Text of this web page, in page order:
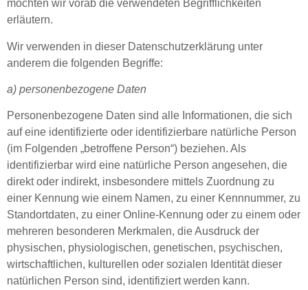
möchten wir vorab die verwendeten Begrifflichkeiten
erläutern.
Wir verwenden in dieser Datenschutzerklärung unter
anderem die folgenden Begriffe:
a) personenbezogene Daten
Personenbezogene Daten sind alle Informationen, die sich
auf eine identifizierte oder identifizierbare natürliche Person
(im Folgenden „betroffene Person“) beziehen. Als
identifizierbar wird eine natürliche Person angesehen, die
direkt oder indirekt, insbesondere mittels Zuordnung zu
einer Kennung wie einem Namen, zu einer Kennnummer, zu
Standortdaten, zu einer Online-Kennung oder zu einem oder
mehreren besonderen Merkmalen, die Ausdruck der
physischen, physiologischen, genetischen, psychischen,
wirtschaftlichen, kulturellen oder sozialen Identität dieser
natürlichen Person sind, identifiziert werden kann.